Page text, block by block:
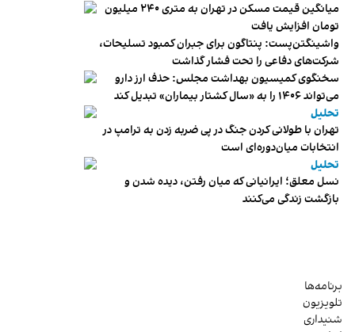
میانگین قیمت مسکن در تهران به متری ۲۴۰ میلیون
تومان افزایش یافت
واشینگتن‌پست: پنتاگون برای جبران کمبود تسلیحات،
شرکت‌های دفاعی را تحت فشار گذاشت
سخنگوی کمیسیون بهداشت مجلس: حذف ارز دارو
می‌تواند ۱۴۰۶ را به «سال کشتار بیماران» تبدیل کند
تحلیل
تهران با طولانی کردن جنگ در پی ضربه زدن به ترامپ در
انتخابات میان‌دوره‌ای است
تحلیل
نسل معلق؛ ایرانیانی که میان رفتن، دیده شدن و
بازگشت زندگی می‌کنند
برنامه‌ها
تلویزیون
شنیداری